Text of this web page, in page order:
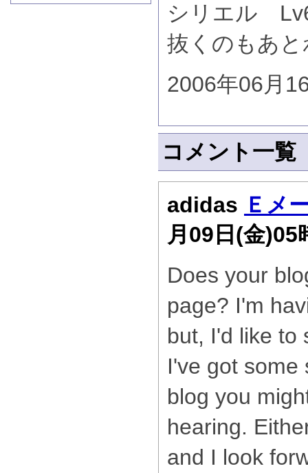
シリエル
抜くのもあ
2006年06月
コメント一覧
adidas Ｅメ
月09日(金
Does your
page? I'm
but, I'd like to
I've got some
blog you
hearing.
and I look